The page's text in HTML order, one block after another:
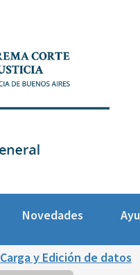
Novedades
Carga y Edición de datos